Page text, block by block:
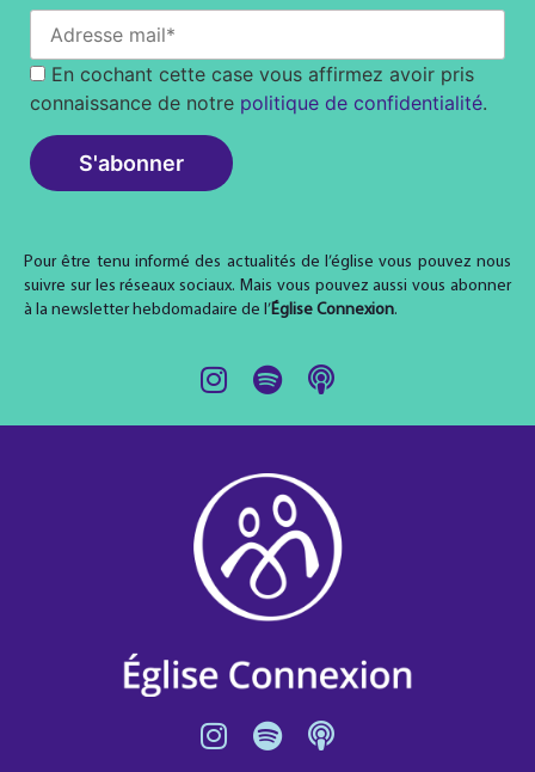
Pour être tenu informé des actualités de l’église vous pouvez nous
suivre sur les réseaux sociaux. Mais vous pouvez aussi vous abonner
à la newsletter hebdomadaire de l’Église Connexion.
En cochant cette case vous affirmez avoir pris
connaissance de notre politique de confidentialité.